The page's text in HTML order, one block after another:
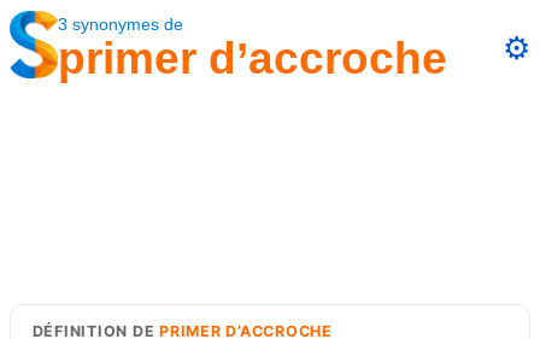
3 synonymes de
primer d’accroche ⚙️
DÉFINITION DEPRIMER D’ACCROCHE